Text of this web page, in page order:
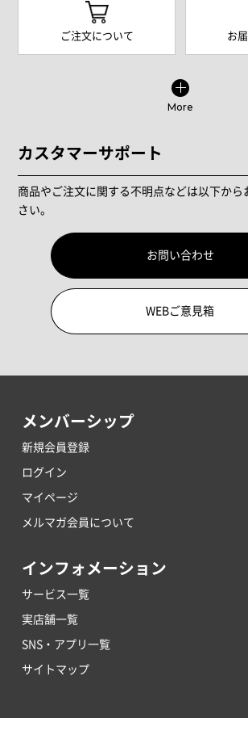
ご注文について お
More
カスタマーサポート
商品やご注文に関する不明点などは以下から
さい。
お問い合わせ
WEBご意見箱
メンバーシップ
新規会員登録
ログイン
マイページ
メルマガ会員について
インフォメーション
サービス一覧
実店舗一覧
SNS・アプリ一覧
サイトマップ